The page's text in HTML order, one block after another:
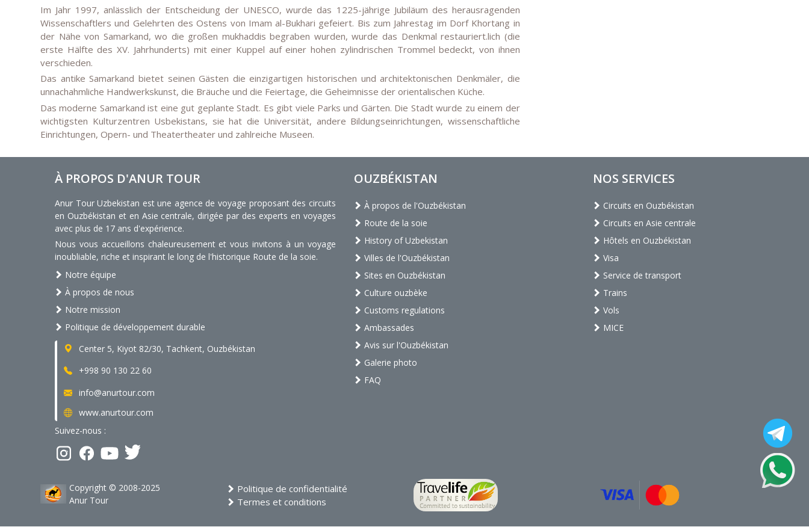
Im Jahr 1997, anlässlich der Entscheidung der UNESCO, wurde das 1225-jährige Jubiläum des herausragenden
Wissenschaftlers und Gelehrten des Ostens von Imam al-Bukhari gefeiert. Bis zum Jahrestag im Dorf Khortang in
der Nähe von Samarkand, wo die großen mukhaddis begraben wurden, wurde das Denkmal restauriert.lich (die
erste Hälfte des XV. Jahrhunderts) mit einer Kuppel auf einer hohen zylindrischen Trommel bedeckt, von ihnen
verschieden.
Das antike Samarkand bietet seinen Gästen die einzigartigen historischen und architektonischen Denkmäler, die
unnachahmliche Handwerkskunst, die Bräuche und die Feiertage, die Geheimnisse der orientalischen Küche.
Das moderne Samarkand ist eine gut geplante Stadt. Es gibt viele Parks und Gärten. Die Stadt wurde zu einem der
wichtigsten Kulturzentren Usbekistans, sie hat die Universität, andere Bildungseinrichtungen, wissenschaftliche
Einrichtungen, Opern- und Theatertheater und zahlreiche Museen.
À PROPOS D'ANUR TOUR
Anur Tour Uzbekistan est une agence de voyage proposant des circuits
en Ouzbékistan et en Asie centrale, dirigée par des experts en voyages
avec plus de 17 ans d'expérience.
Nous vous accueillons chaleureusement et vous invitons à un voyage
inoubliable, riche et inspirant le long de l'historique Route de la soie.
Notre équipe
À propos de nous
Notre mission
Politique de développement durable
Center 5, Kiyot 82/30, Tachkent, Ouzbékistan
+998 90 130 22 60
info@anurtour.com
www.anurtour.com
Suivez-nous :
OUZBÉKISTAN
À propos de l'Ouzbékistan
Route de la soie
History of Uzbekistan
Villes de l'Ouzbékistan
Sites en Ouzbékistan
Culture ouzbèke
Customs regulations
Ambassades
Avis sur l'Ouzbékistan
Galerie photo
FAQ
NOS SERVICES
Circuits en Ouzbékistan
Circuits en Asie centrale
Hôtels en Ouzbékistan
Visa
Service de transport
Trains
Vols
MICE
Copyright © 2008-2025
Anur Tour
Politique de confidentialité
Termes et conditions